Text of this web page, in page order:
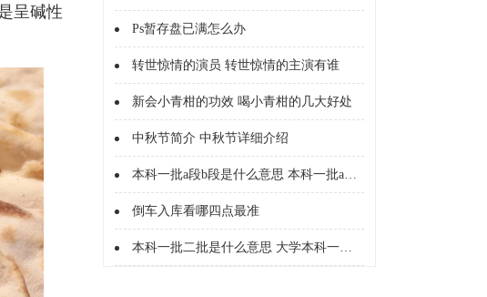
呈碱性
Ps暂存盘已满怎么办
转世惊情的演员 转世惊情的主演有谁
新会小青柑的功效 喝小青柑的几大好处
中秋节简介 中秋节详细介绍
本科一批a段b段是什么意思 本科一批a段b段什么意思
倒车入库看哪四点最准
本科一批二批是什么意思 大学本科一批二批是什么意思